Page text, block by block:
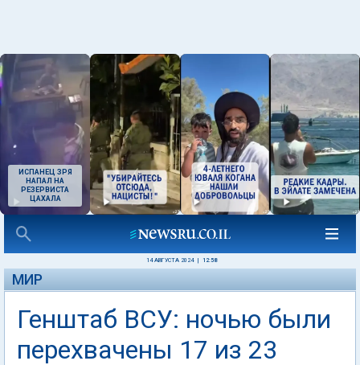
ИСПАНЕЦ ЗРЯ
НАПАЛ НА
РЕЗЕРВИСТА
ЦАХАЛА
14 АВГУСТА 2024 12:58
МИР
Генштаб ВСУ: ночью были
перехвачены 17 из 23